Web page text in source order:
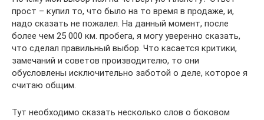
прост – купил то, что было на то время в продаже, и,
надо сказать не пожалел. На данный момент, после
более чем 25 000 км. пробега, я могу уверенно сказать,
что сделал правильный выбор. Что касается критики,
замечаний и советов производителю, то они
обусловлены исключительно заботой о деле, которое я
считаю общим.
Тут необходимо сказать несколько слов о боковом